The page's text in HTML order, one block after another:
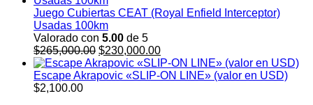
Juego Cubiertas CEAT (Royal Enfield Interceptor)
Usadas 100km
Valorado con 5.00 de 5
$265,000.00 El
precio
original
$230,000.00El
precio
actual
Escape Akrapovic «SLIP-ON LINE» (valor en USD)
$2,100.00